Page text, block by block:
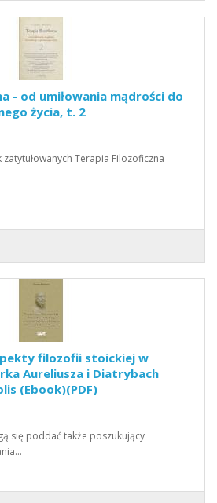
- od umiłowania mądrości do
życia, t. 2
zatytułowanych Terapia Filozoficzna
filozofii stoickiej w
Aureliusza i Diatrybach
(Ebook)(PDF)
się poddać także poszukujący